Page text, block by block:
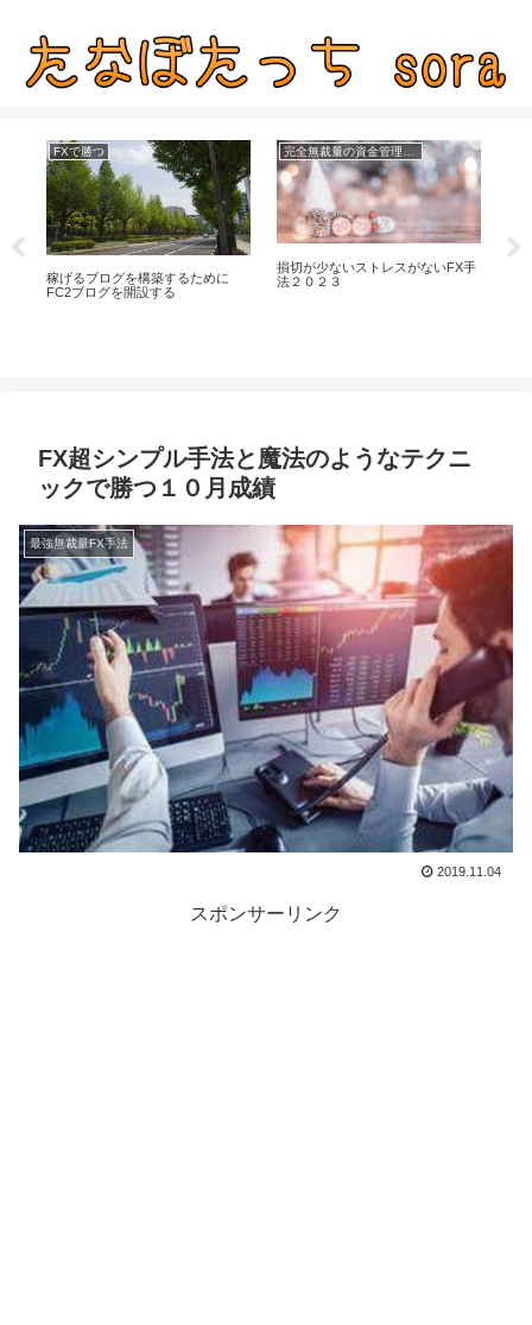
FXで勝つ
稼げるブログを構築するために
FC2ブログを開設する
損切が少ないストレスがないFX手
法２０２３
FX超シンプル手法と魔法のようなテクニ
ックで勝つ１０月成績
最強無裁量FX手法
2019.11.04
スポンサーリンク